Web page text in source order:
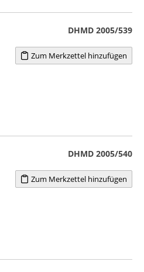
DHMD 2005/539
Zum Merkzettel hinzufügen
DHMD 2005/540
Zum Merkzettel hinzufügen